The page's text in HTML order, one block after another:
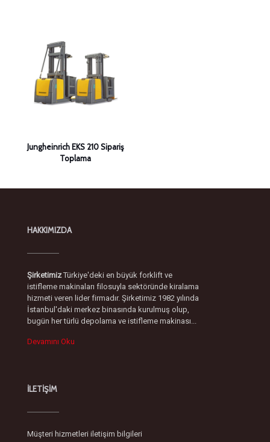
Jungheinrich EKS 210 Sipariş
Toplama
HAKKIMIZDA
Şirketimiz Türkiye'deki en büyük forklift ve
istifleme makinaları filosuyla sektöründe kiralama
hizmeti veren lider firmadır. Şirketimiz 1982 yılında
İstanbul'daki merkez binasında kurulmuş olup,
bugün her türlü depolama ve istifleme makinası...
Devamını Oku
İLETİŞİM
Müşteri hizmetleri iletişim bilgileri